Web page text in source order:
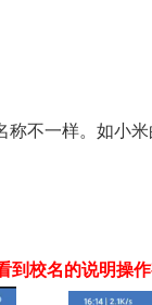
不一样。如小
校名的说明操